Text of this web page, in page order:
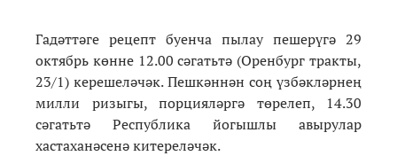
Гадәттәге рецепт буенча пылау пешерүгә 29
октябрь көнне 12.00 сәгатьтә (Оренбург тракты,
23/1) керешеләчәк. Пешкәннән соң үзбәкләрнең
милли ризыгы, порцияләргә төрелеп, 14.30
сәгатьтә Республика йогышлы авырулар
хастаханәсенә китереләчәк.